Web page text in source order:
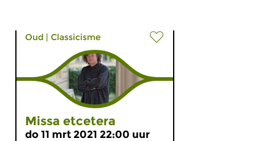
Oud | Classicisme
Missa etcetera
do 11 mrt 2021 22:00 uur